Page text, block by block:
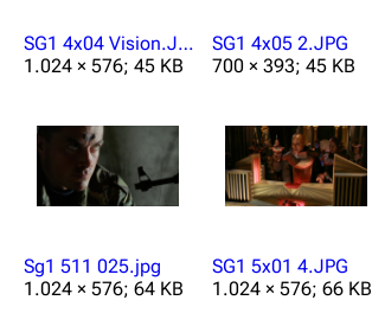
Stargate SG-1
Stargate Atlantis
Stargate Universe
Stargate Origins
Stargate Infinity
Filme
SG1 4x04 Vision.JPG
1.024 × 576; 45 KB
SG1 4x05 2.JPG
700 × 393; 45 KB
Sg1 511 025.jpg
1.024 × 576; 64 KB
SG1 5x01 4.JPG
1.024 × 576; 66 KB